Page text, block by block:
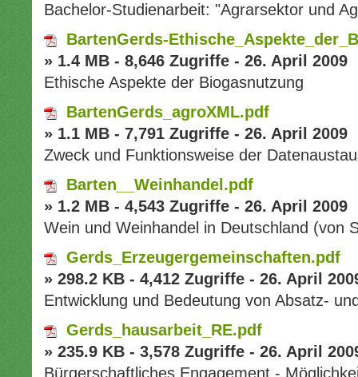
Bachelor-Studienarbeit: "Agrarsektor und
BartenGerds-
» 1.4 MB - 8,646 Zugriffe - 26. April 2009
Ethische Aspekte der Biogasnutzung
BartenGerds_agroXML.pdf
» 1.1 MB - 7,791 Zugriffe - 26. April 2009
Zweck und Funktionsweise der
Barten__Weinhandel.pdf
» 1.2 MB - 4,543 Zugriffe - 26. April 2009
Wein und Weinhandel in Deutschland (von
Gerds_Erzeugergemeinschaften.pdf
» 298.2 KB - 4,412 Zugriffe - 26. April
Entwicklung und Bedeutung von Absatz-
Gerds_hausarbeit_RE.pdf
» 235.9 KB - 3,578 Zugriffe - 26. April
Bürgerschaftliches Engagement -